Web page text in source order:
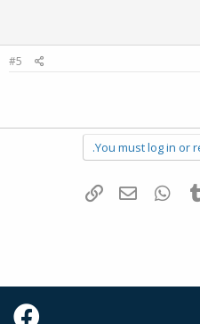
#5
You must log in or
Tumblr
WhatsAppדואר אלקטרוני